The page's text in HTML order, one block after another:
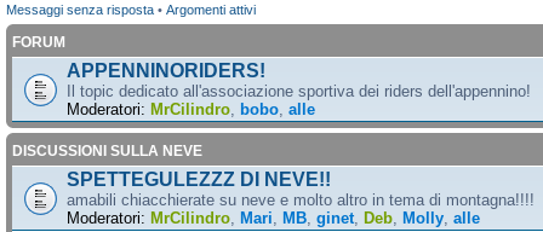
Messaggi senza risposta • Argomenti attivi
FORUM
APPENNINORIDERS!
Il topic dedicato all'associazione sportiva dei riders dell'appennino!
Moderatori: MrCilindro bobo alle
DISCUSSIONI SULLA NEVE
SPETTEGULEZZZ DI NEVE!!
amabili chiacchierate su neve e molto altro in tema di montagna!!!!
Moderatori: MrCilindro Mari MB ginet Deb Molly alle